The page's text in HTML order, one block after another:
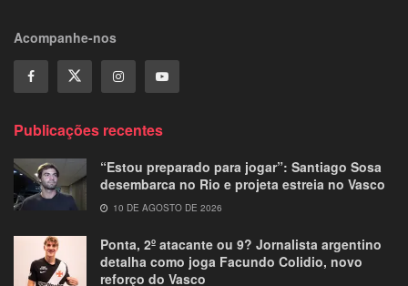
Acompanhe-nos
Publicações recentes
“Estou preparado para jogar”: Santiago Sosa
desembarca no Rio e projeta estreia no Vasco
10 DE AGOSTO DE 2026
Ponta, 2º atacante ou 9? Jornalista argentino
detalha como joga Facundo Colidio, novo
reforço do Vasco